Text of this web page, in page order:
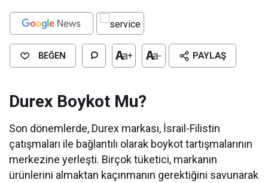
BEĞEN + - PAYLAŞ
Durex Boykot Mu?
Son dönemlerde, Durex markası, İsrail-Filistin
çatışmaları ile bağlantılı olarak boykot tartışmalarının
merkezine yerleşti. Birçok tüketici, markanın
ürünlerini almaktan kaçınmanın gerektiğini savunarak